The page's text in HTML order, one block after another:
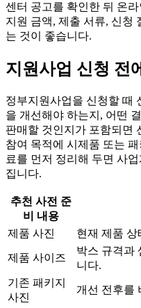
센터 공고를 확인한 뒤 온
지원 금액, 제출 서류, 신청
는 것이 좋습니다.
지원사업 신청 전
정부지원사업을 신청할 때
을 개선해야 하는지, 어떤
판매할 것인지가 포함되면
참여 목적에 시제품 또는
료를 먼저 정리해 두면 사
집니다.
추천 사전 준
비 내용
제품 사진 현재 제품 상
제품 사이즈
박스 규격과
니다.
기존 패키지
사진
개선 전후를